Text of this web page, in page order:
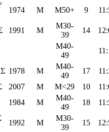
1974 M M50+ 9
1991 M
M30-
39
14
M40-
49
1978 M
M40-
49
17
2007 M M<29 10
1984 M
M40-
49
18
1992 M
M30-
39
15